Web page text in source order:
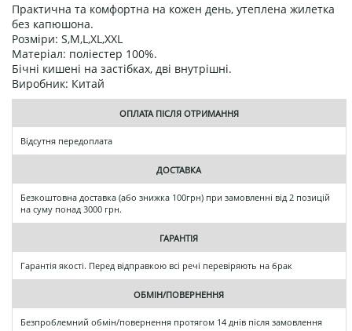
Практична та комфортна на кожен день, утеплена жилетка
без капюшона.
Розміри: S,M,L,XL,XXL
Матеріал: поліестер 100%.
Бічні кишені на застібках, дві внутрішні.
Виробник: Китай
ОПЛАТА ПІСЛЯ ОТРИМАННЯ
Відсутня передоплата
ДОСТАВКА
Безкоштовна доставка (або знижка 100грн) при замовленні від 2 позицій
на суму понад 3000 грн.
ГАРАНТІЯ
Гарантія якості. Перед відправкою всі речі перевіряють на брак
ОБМІН/ПОВЕРНЕННЯ
Безпроблемний обмін/повернення протягом 14 днів після замовлення